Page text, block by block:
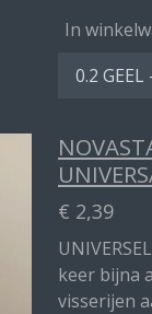
In
€ 2,39
keer bijna
visserijen